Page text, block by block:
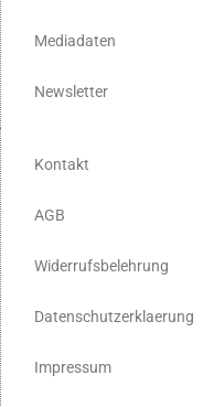
Mediadaten
Newsletter
Kontakt
AGB
Widerrufsbelehrung
Datenschutzerklaerung
Impressum